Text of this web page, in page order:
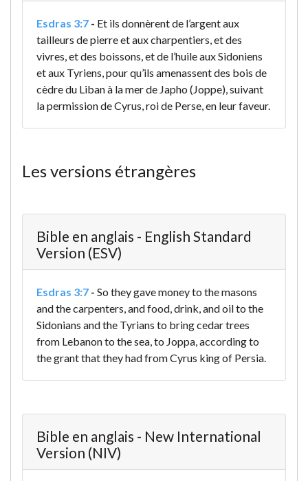
Esdras 3:7 - Et ils donnèrent de l’argent aux
tailleurs de pierre et aux charpentiers, et des
vivres, et des boissons, et de l’huile aux Sidoniens
et aux Tyriens, pour qu’ils amenassent des bois de
cèdre du Liban à la mer de Japho (Joppe), suivant
la permission de Cyrus, roi de Perse, en leur faveur.
Les versions étrangères
Bible en anglais - English Standard
Version (ESV)
Esdras 3:7 - So they gave money to the masons
and the carpenters, and food, drink, and oil to the
Sidonians and the Tyrians to bring cedar trees
from Lebanon to the sea, to Joppa, according to
the grant that they had from Cyrus king of Persia.
Bible en anglais - New International
Version (NIV)